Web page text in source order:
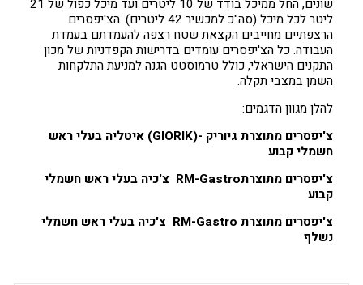
שונים, החל ממיכל בודד של 10 ליטרים ועד מיכל כפול של 21
ליטר לכל מיכל (סה"כ למכשיר 42 ליטרים). הצ'יפסרים
הרצפתיים מחייבים הקצאת שטח רצפה להעמדתם בעמדת
העבודה. כל הצ'יפסרים עומדים בדרישות הקפדניות של מכון
התקנים הישראלי, כולל טרמוסטט הגנה למניעת התלקחות
השמן במצבי תקלה.
להלן מגוון הדגמים:
צ'יפסרים מתוצרת גיוריק -(GIORIK)
איטליה בעלי ראש
חשמלי קבוע
צ'יפסרים מתוצרתRM-Gastro צ'כיה בעליראש חשמלי
קבוע
צ'יפסרים מתוצרת RM-Gastro צ'כיה בעליראש חשמלי
נשלף